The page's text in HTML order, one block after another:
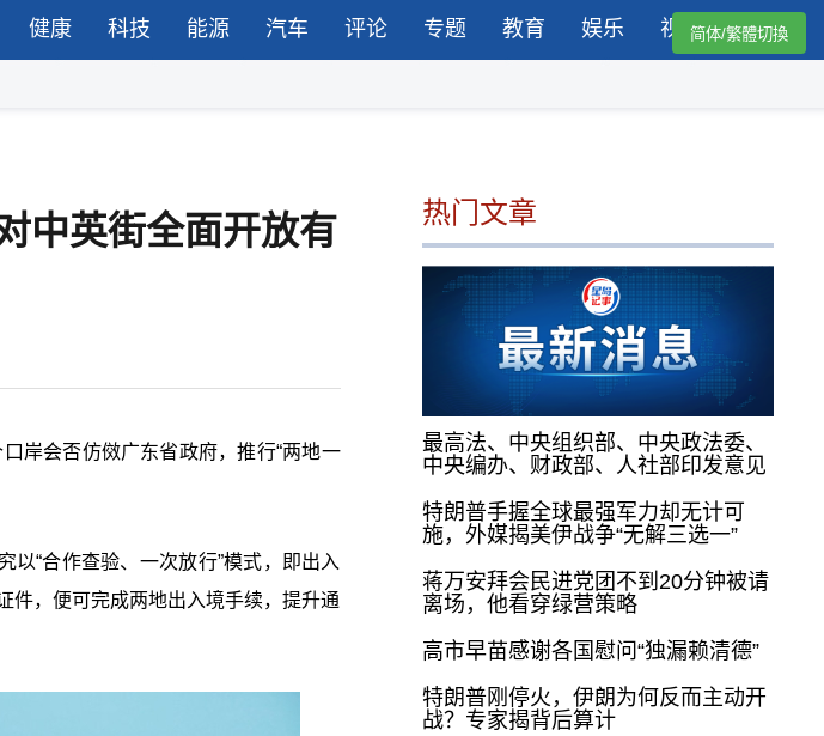
健康 科技 能源 汽车 评论 专题 教育 娱乐 视频简体/繁體切換
中英街全面开放有
岸会否仿傚广东省政府，推行“两地一
以“合作查验、一次放行”模式，即出入
件，便可完成两地出入境手续，提升通
热门文章
最高法、中央组织部、中央政法委、
中央编办、财政部、人社部印发意见
特朗普手握全球最强军力却无计可
施，外媒揭美伊战争“无解三选一”
蒋万安拜会民进党团不到20分钟被请
离场，他看穿绿营策略
高市早苗感谢各国慰问“独漏赖清德”
特朗普刚停火，伊朗为何反而主动开
战？专家揭背后算计